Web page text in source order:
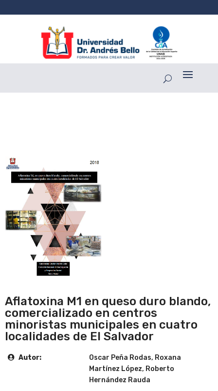
Aflatoxina M1 en queso duro blando,
comercializado en centros
minoristas municipales en cuatro
localidades de El Salvador
Autor:
Oscar Peña Rodas, Roxana
Martínez López, Roberto
Hernández Rauda